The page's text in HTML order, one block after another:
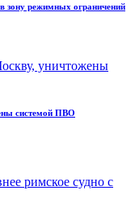
зону режимных ограничений
системой ПВО